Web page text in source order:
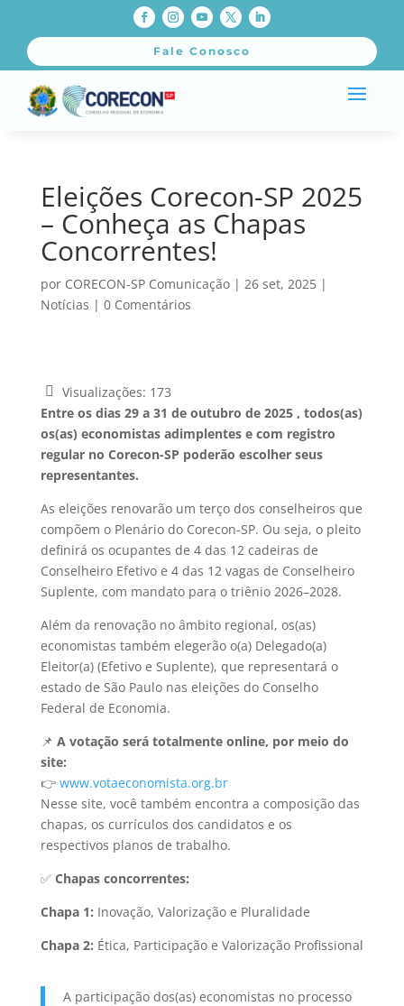
Fale Conosco
Eleições Corecon-SP 2025
– Conheça as Chapas
Concorrentes!
por CORECON-SP Comunicação| 26 set, 2025|
Notícias | 0 Comentários
Visualizações: 173
Entre os dias 29 a 31 de outubro de 2025 , todos(as)
os(as) economistas adimplentes e com registro
regular no Corecon-SP poderão escolher seus
representantes.
As eleições renovarão um terço dos conselheiros que
compõem o Plenário do Corecon-SP. Ou seja, o pleito
definirá os ocupantes de 4 das 12 cadeiras de
Conselheiro Efetivo e 4 das 12 vagas de Conselheiro
Suplente, com mandato para o triênio 2026–2028.
Além da renovação no âmbito regional, os(as)
economistas também elegerão o(a) Delegado(a)
Eleitor(a) (Efetivo e Suplente), que representará o
estado de São Paulo nas eleições do Conselho
Federal de Economia.
📌 A votação será totalmente online, por meio do
site:
👉 www.votaeconomista.org.br
Nesse site, você também encontra a composição das
chapas, os currículos dos candidatos e os
respectivos planos de trabalho.
✅ Chapas concorrentes:
Chapa 1: Inovação, Valorização e Pluralidade
Chapa 2: Ética, Participação e Valorização Profissional
A participação dos(as) economistas no processo